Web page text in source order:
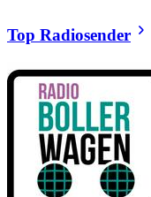
Top Radiosender